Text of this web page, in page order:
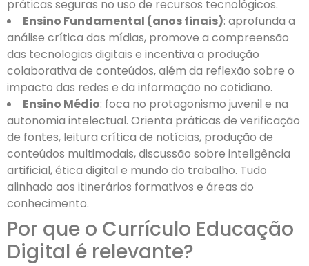
práticas seguras no uso de recursos tecnológicos.
Ensino Fundamental (anos finais): aprofunda a
análise crítica das mídias, promove a compreensão
das tecnologias digitais e incentiva a produção
colaborativa de conteúdos, além da reflexão sobre o
impacto das redes e da informação no cotidiano.
Ensino Médio: foca no protagonismo juvenil e na
autonomia intelectual. Orienta práticas de verificação
de fontes, leitura crítica de notícias, produção de
conteúdos multimodais, discussão sobre inteligência
artificial, ética digital e mundo do trabalho. Tudo
alinhado aos itinerários formativos e áreas do
conhecimento.
Por que o Currículo Educação
Digital é relevante?